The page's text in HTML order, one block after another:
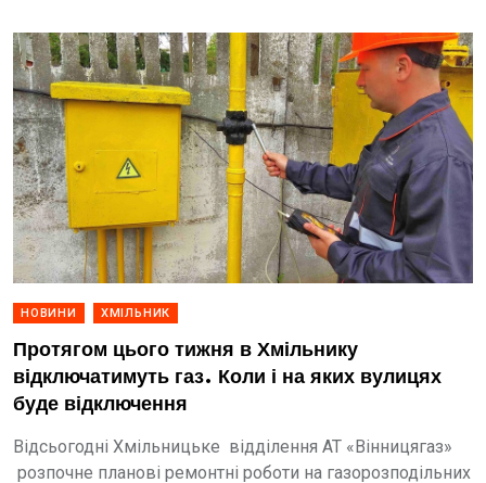
НОВИНИ ХМІЛЬНИК
Протягом цього тижня в Хмільнику
відключатимуть газ. Коли і на яких вулицях
буде відключення
Відсьогодні Хмільницьке відділення АТ «Вінницягаз»
розпочне планові ремонтні роботи на газорозподільних